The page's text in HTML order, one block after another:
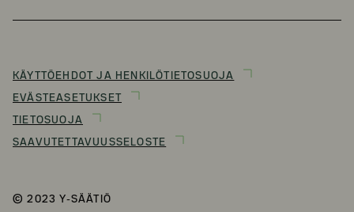
© 2023 Y-SÄÄTIÖ
KÄYTTÖEHDOT JA HENKILÖTIETOSUOJA
EVÄSTEASETUKSET
TIETOSUOJA
SAAVUTETTAVUUSSELOSTE